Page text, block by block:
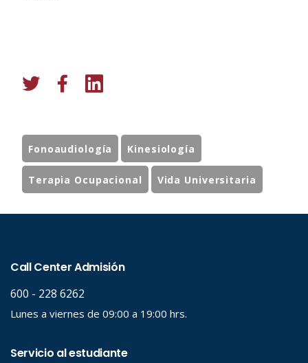
Fonoaudiología Kinesiología
Terapia Ocupacional Vida Universitaria